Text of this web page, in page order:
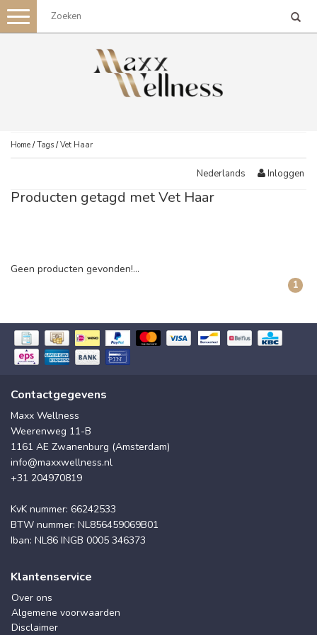
Toggle
navigation
Home /Tags /Vet Haar
Nederlands Inloggen
Producten getagd met Vet Haar
Geen producten gevonden!...
1
Contactgegevens
Maxx Wellness
Weerenweg 11-B
1161 AE Zwanenburg (Amsterdam)
info@maxxwellness.nl
+31 204970819
KvK nummer: 66242533
BTW nummer: NL856459069B01
Iban: NL86 INGB 0005 346373
Klantenservice
Over ons
Algemene voorwaarden
Disclaimer